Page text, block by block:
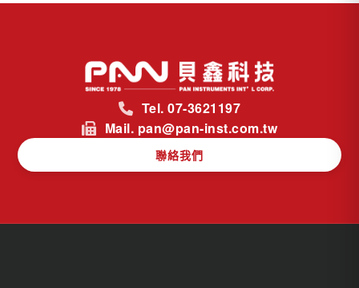
Tel. 07-3621197
Mail. pan@pan-inst.com.tw
聯絡我們